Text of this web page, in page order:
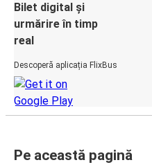
Bilet digital și
urmărire în timp
real
Descoperă aplicația FlixBus
Pe această pagină